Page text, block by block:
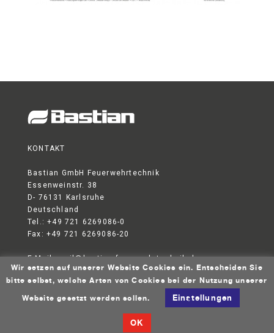
KONTAKT
Bastian GmbH Feuerwehrtechnik
Essenweinstr. 38
D- 76131 Karlsruhe
Deutschland
Tel.: +49 721 6269086-0
Fax: +49 721 6269086-20
E-Mail:mail@bastian-feuerwehrtechnik.de
DATENSCHUTZERKLÄRUNG AGB IMPRESSUM
© 2026 Bastian GmbH Feuerwehrtechnik
Wir setzen auf unserer Website Cookies ein. Entscheiden Sie
bitte selbst, welche Arten von Cookies bei der Nutzung unserer
Website gesetzt werden sollen.
Einstellungen
OK